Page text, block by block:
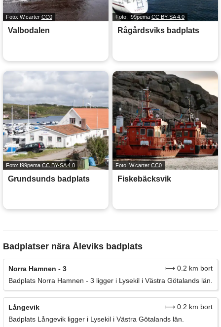
Foto: W.carter CC0
Valbodalen
Foto: I99pema CC BY-SA 4.0
Rågårdsviks badplats
Foto: I99pema CC BY-SA 4.0
Grundsunds badplats
Foto: W.carter CC0
Fiskebäcksvik
Badplatser nära Åleviks badplats
Norra Hamnen - 3
⟼ 0.2 km bort
Badplats Norra Hamnen - 3 ligger i Lysekil i Västra Götalands län.
Långevik
⟼ 0.2 km bort
Badplats Långevik ligger i Lysekil i Västra Götalands län.